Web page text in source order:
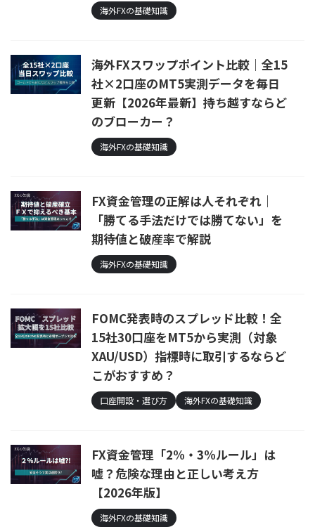
海外FXの基礎知識
海外FXスワップポイント比較｜全15
社×2口座のMT5実測データを毎日
更新【2026年最新】持ち越すならど
のブローカー？
海外FXの基礎知識
FX資金管理の正解は人それぞれ｜
「勝てる手法だけでは勝てない」を
期待値と破産率で解説
海外FXの基礎知識
FOMC発表時のスプレッド比較！全
15社30口座をMT5から実測（対象
XAU/USD）指標時に取引するならど
こがおすすめ？
口座開設・選び方 海外FXの基礎知識
FX資金管理「2%・3%ルール」は
嘘？危険な理由と正しい考え方
【2026年版】
海外FXの基礎知識